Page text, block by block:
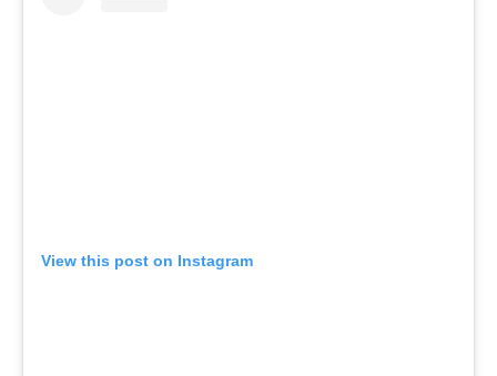
View this post on Instagram